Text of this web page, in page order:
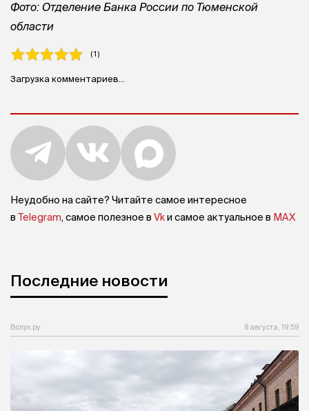
Фото: Отделение Банка России по Тюменской
области
( 1 )
Загрузка комментариев...
Неудобно на сайте? Читайте самое интересное
в Telegram, самое полезное в Vkи самое актуальное в MAX
Последние новости
Вслух.ру 8 августа, 19:59